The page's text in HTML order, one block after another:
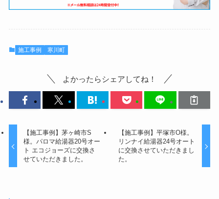
施工事例 寒川町
よかったらシェアしてね！
【施工事例】茅ヶ崎市S
様。パロマ給湯器20号オー
ト エコジョーズに交換さ
せていただきました。
【施工事例】平塚市O様。
リンナイ給湯器24号オート
に交換させていただきまし
た。